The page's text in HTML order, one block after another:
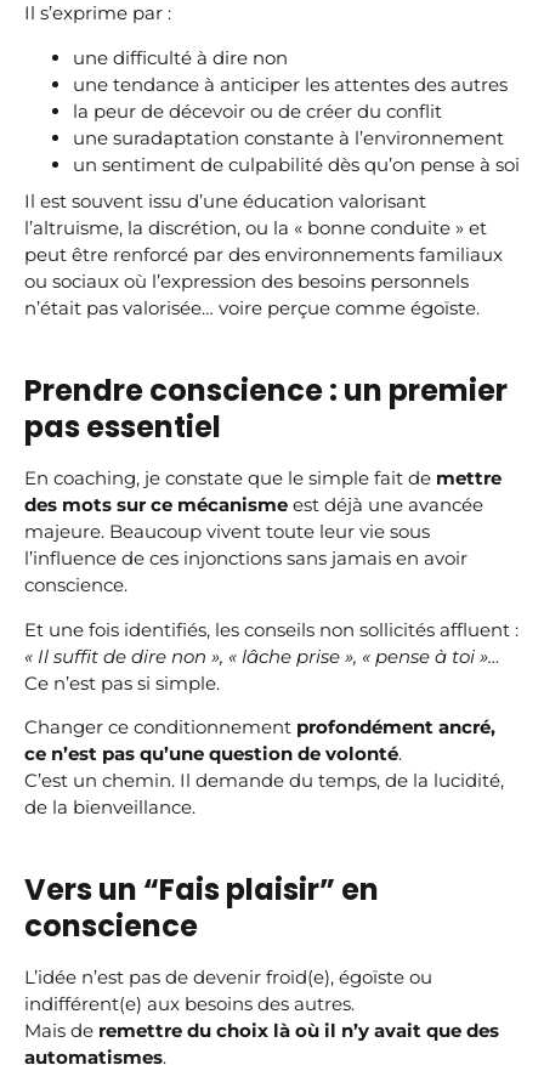
Il s’exprime par :
une difficulté à dire non
une tendance à anticiper les attentes des autres
la peur de décevoir ou de créer du conflit
une suradaptation constante à l’environnement
un sentiment de culpabilité dès qu’on pense à soi
Il est souvent issu d’une éducation valorisant
l’altruisme, la discrétion, ou la « bonne conduite » et
peut être renforcé par des environnements familiaux
ou sociaux où l’expression des besoins personnels
n’était pas valorisée… voire perçue comme égoïste.
Prendre conscience : un premier
pas essentiel
En coaching, je constate que le simple fait de mettre
des mots sur ce mécanisme est déjà une avancée
majeure. Beaucoup vivent toute leur vie sous
l’influence de ces injonctions sans jamais en avoir
conscience.
Et une fois identifiés, les conseils non sollicités affluent :
« Il suffit de dire non », « lâche prise », « pense à toi »…
Ce n’est pas si simple.
Changer ce conditionnement profondément ancré,
ce n’est pas qu’une question de volonté.
C’est un chemin. Il demande du temps, de la lucidité,
de la bienveillance.
Vers un “Fais plaisir” en
conscience
L’idée n’est pas de devenir froid(e), égoïste ou
indifférent(e) aux besoins des autres.
Mais de remettre du choix là où il n’y avait que des
automatismes.